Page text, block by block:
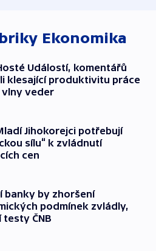
Ekonomika
Událostí, komentářů
klesající produktivitu práce
vlny veder
Jihokorejci potřebují
sílu“ k zvládnutí
cen
banky by zhoršení
podmínek zvládly,
testy ČNB